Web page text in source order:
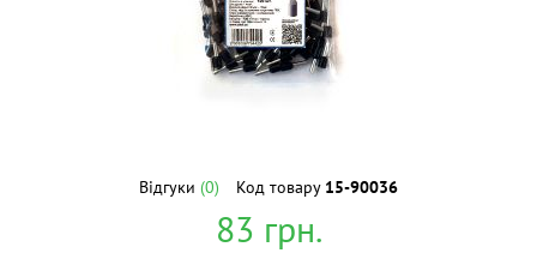
Відгуки (0) Код товару 15-90036
83 грн.